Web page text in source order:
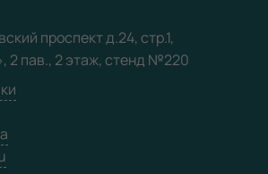
проспект д.24, стр.1,
2 пав., 2 этаж, стенд №220